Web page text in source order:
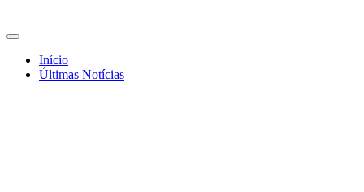
Início
Últimas Notícias